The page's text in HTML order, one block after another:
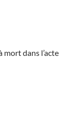
mort dans l’acte